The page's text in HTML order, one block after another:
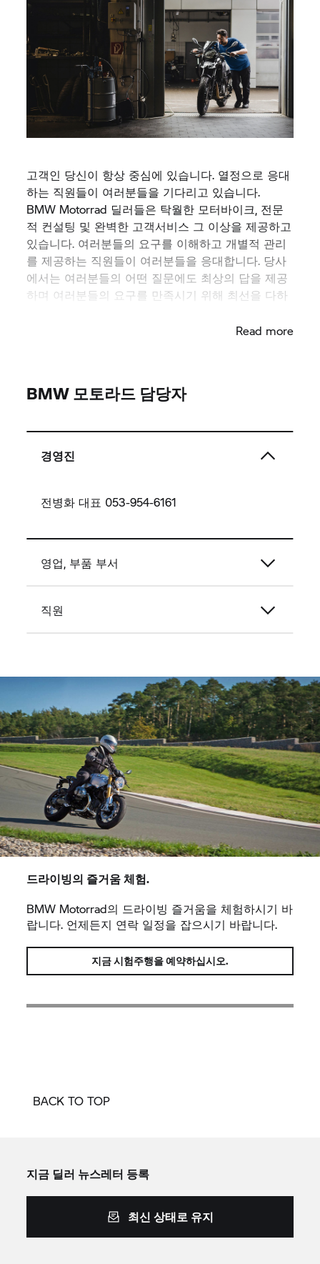
고객인 당신이 항상 중심에 있습니다. 열정으로 응대
하는 직원들이 여러분들을 기다리고 있습니다.
BMW Motorrad 딜러들은 탁월한 모터바이크, 전문
적 컨설팅 및 완벽한 고객서비스 그 이상을 제공하고
있습니다. 여러분들의 요구를 이해하고 개별적 관리
를 제공하는 직원들이 여러분들을 응대합니다. 당사
에서는 여러분들의 어떤 질문에도 최상의 답을 제공
하며 여러분들의 요구를 만족시기 위해 최선을 다하
Read more
BMW 모토라드 담당자
경영진
전병화 대표 053-954-6161
영업, 부품 부서
직원
드라이빙의 즐거움 체험.
BMW Motorrad의 드라이빙 즐거움을 체험하시기 바
랍니다. 언제든지 연락 일정을 잡으시기 바랍니다.
지금 시험주행을 예약하십시오.
BACK TO TOP
지금 딜러 뉴스레터 등록
최신 상태로 유지